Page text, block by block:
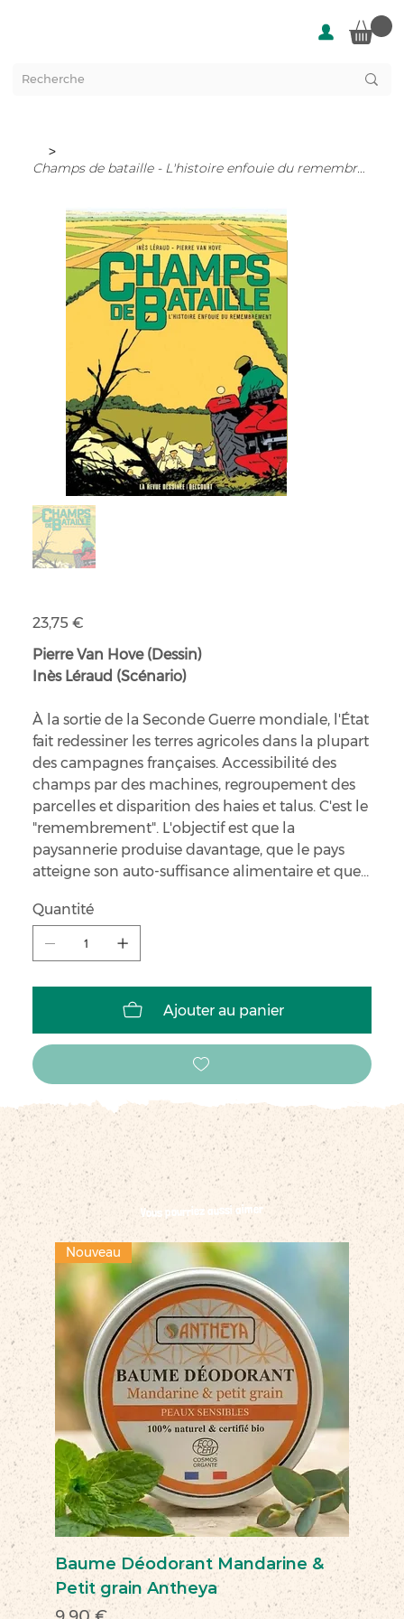
>
Champs de bataille - L'histoire enfouie du remembrement
Prix
23,75 €
Pierre Van Hove (Dessin)
Inès Léraud (Scénario)
À la sortie de la Seconde Guerre mondiale, l'État
fait redessiner les terres agricoles dans la plupart
des campagnes françaises. Accessibilité des
champs par des machines, regroupement des
parcelles et disparition des haies et talus. C'est le
"remembrement". L'objectif est que la
paysannerie produise davantage, que le pays
atteigne son auto-suffisance alimentaire et que
mondiale.
Quantité
Ajouter au panier
Vous pourriez aussi aimer
Nouveau
Baume Déodorant Mandarine &
Petit grain Antheya